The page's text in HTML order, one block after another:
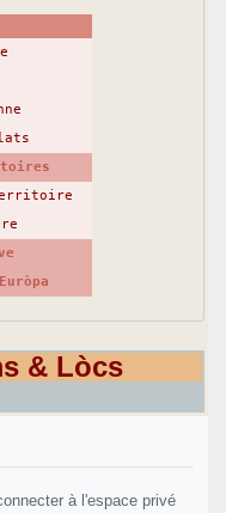
territoire
& Lòcs
à l'espace privé